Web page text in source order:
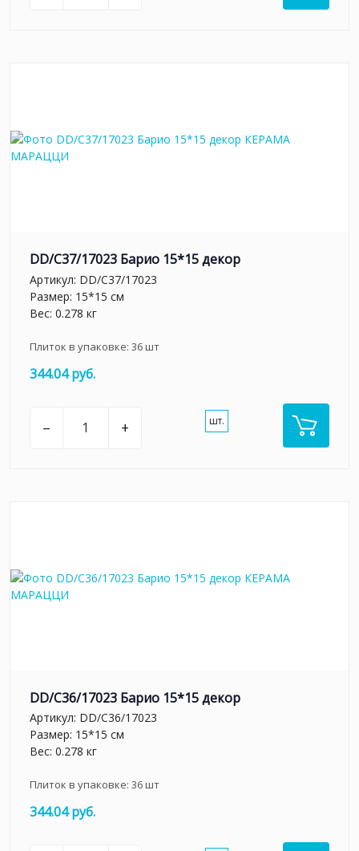
DD/C37/17023 Барио 15*15 декор
Артикул: DD/C37/17023
Размер: 15*15 см
Вес: 0.278 кг
Плиток в упаковке: 36шт
344.04 руб.
– + шт.
DD/C36/17023 Барио 15*15 декор
Артикул: DD/C36/17023
Размер: 15*15 см
Вес: 0.278 кг
Плиток в упаковке: 36шт
344.04 руб.